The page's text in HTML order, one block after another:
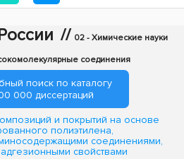
// 02 - Химические науки
соединения
поиск по каталогу
000 диссертаций
и покрытий на основе
полиэтилена,
соединениями,
свойствами